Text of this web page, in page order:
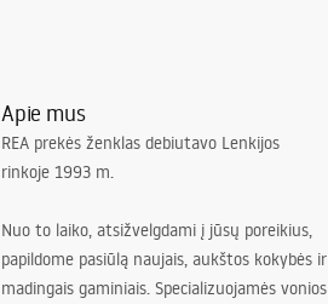
Apie mus
REA prekės ženklas debiutavo Lenkijos
rinkoje 1993 m.
Nuo to laiko, atsižvelgdami į jūsų poreikius,
papildome pasiūlą naujais, aukštos kokybės ir
madingais gaminiais. Specializuojamės vonios